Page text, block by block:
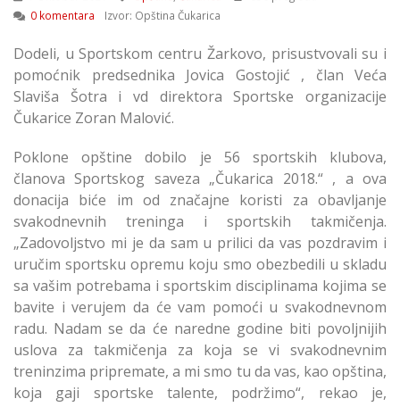
0 komentara
Izvor: Opština Čukarica
Dodeli, u Sportskom centru Žarkovo, prisustvovali su i
pomoćnik predsednika Jovica Gostojić , član Veća
Slaviša Šotra i vd direktora Sportske organizacije
Čukarice Zoran Malović.
Poklone opštine dobilo je 56 sportskih klubova,
članova Sportskog saveza „Čukarica 2018.“ , a ova
donacija biće im od značajne koristi za obavljanje
svakodnevnih treninga i sportskih takmičenja.
„Zadovoljstvo mi je da sam u prilici da vas pozdravim i
uručim sportsku opremu koju smo obezbedili u skladu
sa vašim potrebama i sportskim disciplinama kojima se
bavite i verujem da će vam pomoći u svakodnevnom
radu. Nadam se da će naredne godine biti povoljnijih
uslova za takmičenja za koja se vi svakodnevnim
treninzima pripremate, a mi smo tu da vas, kao opština,
koja gaji sportske talente, podržimo“, rekao je,